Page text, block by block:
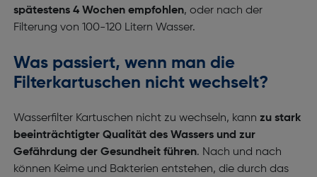
spätestens 4 Wochen empfohlen, oder nach der
Filterung von 100-120 Litern Wasser.
Was passiert, wenn man die
Filterkartuschen nicht wechselt?
Wasserfilter Kartuschen nicht zu wechseln, kann zu stark
beeinträchtigter Qualität des Wassers und zur
Gefährdung der Gesundheit führen. Nach und nach
können Keime und Bakterien entstehen, die durch das